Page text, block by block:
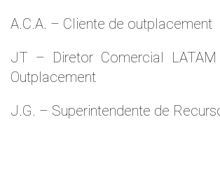
A.C.A. – Cliente de outplacement
JT – Diretor Comercial
Outplacement
J.G. – Superintendente de